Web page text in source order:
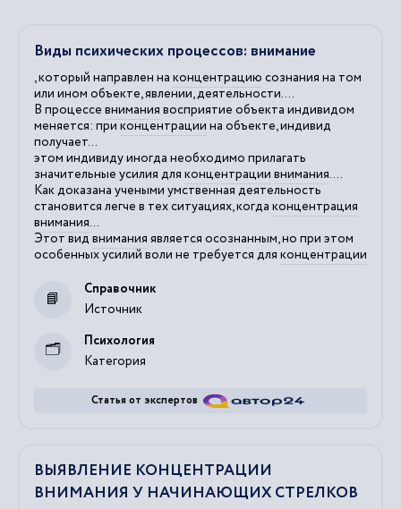
Виды психических процессов: внимание
, который направлен на концентрацию сознания на том
или ином объекте, явлении, деятельности....
В процессе внимания восприятие объекта индивидом
меняется: приконцентрации на объекте, индивид
получает...
этом индивиду иногда необходимо прилагать
значительные усилия для концентрации внимания....
Как доказана учеными умственная деятельность
становится легче в тех ситуациях, когда концентрация
внимания...
Этот видвнимания является осознанным, но при этом
особенных усилий воли не требуется для концентрации
Источник
Справочник
Категория
Психология
Статья от экспертов
ВЫЯВЛЕНИЕ КОНЦЕНТРАЦИИ
ВНИМАНИЯ У НАЧИНАЮЩИХ СТРЕЛКОВ